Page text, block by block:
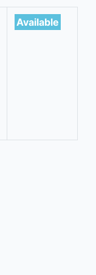
Available